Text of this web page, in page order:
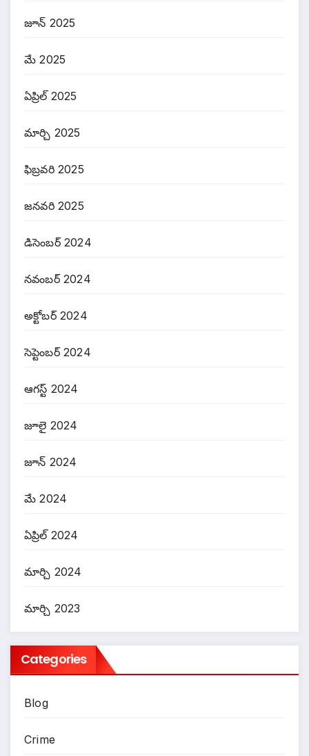
జూన్ 2025
మే 2025
ఏప్రిల్ 2025
మార్చి 2025
ఫిబ్రవరి 2025
జనవరి 2025
డిసెంబర్ 2024
నవంబర్ 2024
అక్టోబర్ 2024
సెప్టెంబర్ 2024
ఆగస్ట్ 2024
జూలై 2024
జూన్ 2024
మే 2024
ఏప్రిల్ 2024
మార్చి 2024
మార్చి 2023
Categories
Blog
Crime